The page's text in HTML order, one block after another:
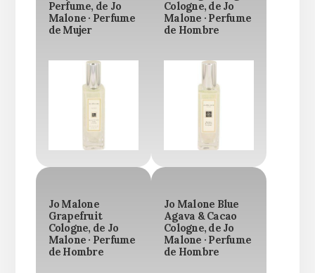
Perfume, de Jo
Malone · Perfume
de Mujer
Cologne, de Jo
Malone · Perfume
de Hombre
Jo Malone
Grapefruit
Cologne, de Jo
Malone · Perfume
de Hombre
Jo Malone Blue
Agava & Cacao
Cologne, de Jo
Malone · Perfume
de Hombre